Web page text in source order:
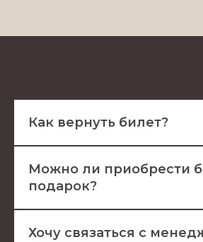
Как вернуть билет?
Можно ли приобрести
подарок?
Хочу связаться с